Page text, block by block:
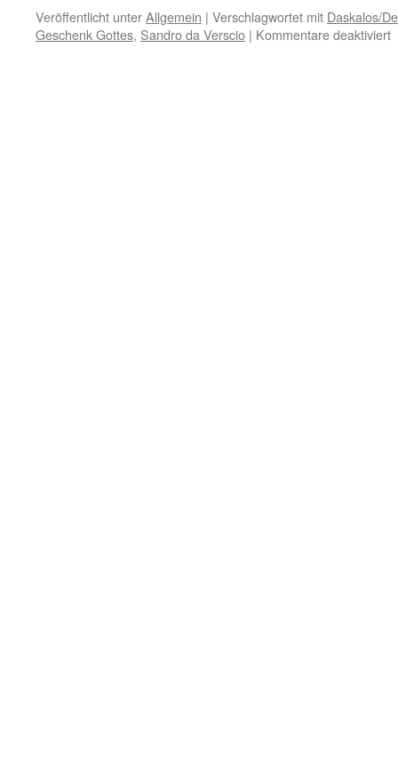
Veröffentlicht unterAllgemein | Verschlagwortet mit Daskalos/
Geschenk Gottes, Sandro da Verscio | Kommentare deaktiviert